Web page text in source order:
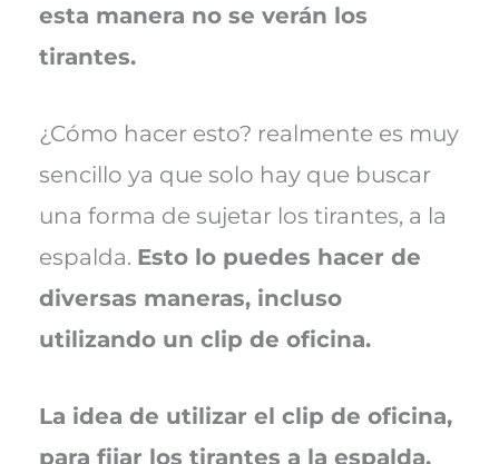
esta manera no se verán los
tirantes.
¿Cómo hacer esto? realmente es muy
sencillo ya que solo hay que buscar
una forma de sujetar los tirantes, a la
espalda. Esto lo puedes hacer de
diversas maneras, incluso
utilizando un clip de oficina.
La idea de utilizar el clip de oficina,
para fijar los tirantes a la espalda,